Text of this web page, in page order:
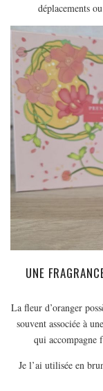
déplacements
UNE
La fleur d’oranger
souvent associée à
qui accompagne
Je l’ai utilisée en